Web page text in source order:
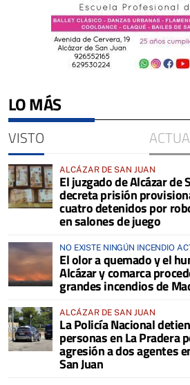
LO MÁS
VISTO
ALCÁZAR DE SAN JUAN
El juzgado de Alcázar de
decreta prisión
cuatro detenidos por
en salones de juego
NO EXISTE NINGÚN INCENDIO
COMARCA
El olor a quemado y el
Alcázar y comarca
grandes incendios de
ALCÁZAR DE SAN JUAN
La Policía Nacional
personas en La Pradera
agresión a dos agentes
San Juan